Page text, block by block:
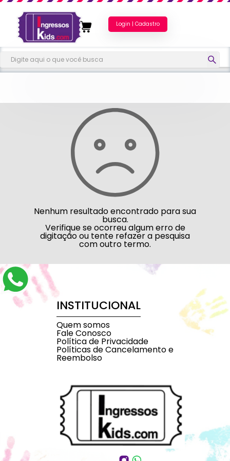
Login | Cadastro
Nenhum resultado encontrado para sua
busca.
Verifique se ocorreu algum erro de
digitação ou tente refazer a pesquisa
com outro termo.
INSTITUCIONAL
Quem somos
Fale Conosco
Política de Privacidade
Políticas de Cancelamento e
Reembolso